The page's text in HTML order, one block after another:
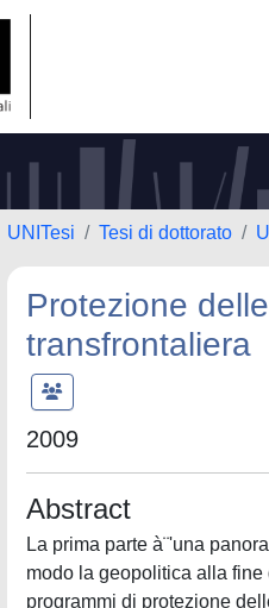
UNITesi Tesi di dottorato
Protezione
transfrontaliera
2009
Abstract
La prima parte à¨'una
modo la geopolitica alla
programmi di protezione